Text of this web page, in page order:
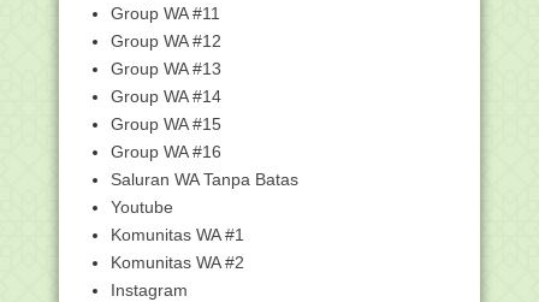
Download Contoh Kurikulum
Operasional Madrasah (KO...
Download Contoh Kurikulum
Operasional Madrasah (KO...
Download Contoh Kurikulum
Operasional Madrasah (KO...
Download Contoh Kurikulum
Operasional Madrasah (KO...
Kunci Jawaban - 2.6 Indeks Kepuasan
Masyarakat - P...
Kunci Jawaban - 2.5 Pengelolaan
Pengaduan Masyarak...
Group WA #11
Group WA #12
Group WA #13
Group WA #14
Group WA #15
Group WA #16
Saluran WA Tanpa Batas
Youtube
Komunitas WA #1
Komunitas WA #2
Instagram